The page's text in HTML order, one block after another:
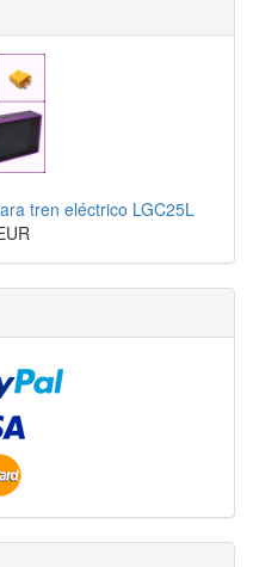
tren eléctrico LGC25L